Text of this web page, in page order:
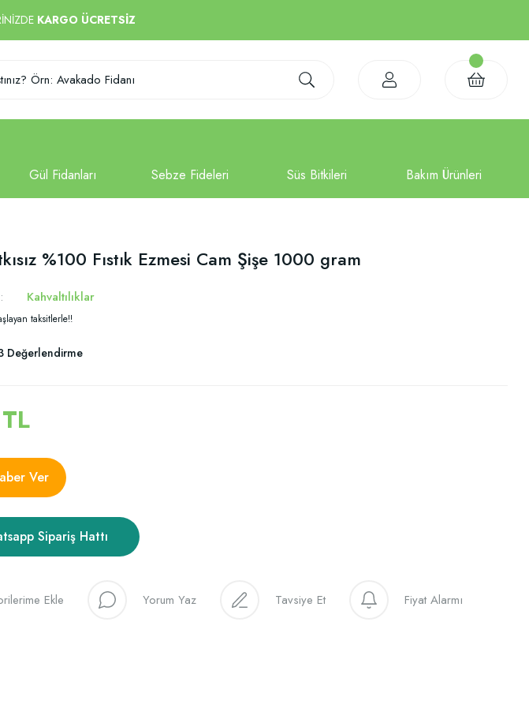
KARGO ÜCRETSİZ
%100 Fıstık Ezmesi Cam Şişe 1000 gram
Kahvaltılıklar
taksitlerle!!
Değerlendirme
Ver
Sipariş Hattı
Yorum Yaz Tavsiye Et Fiyat Alarmı